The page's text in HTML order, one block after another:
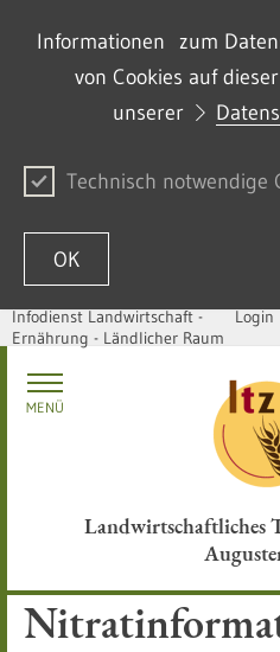
Informationen zum
von Cookies auf
unserer
Technisch notwendige
OK
Zum Inhalt springen
Infodienst Landwirtschaft -
Ernährung - Ländlicher Raum
Login
Landwirtschaftliches
MENÜ